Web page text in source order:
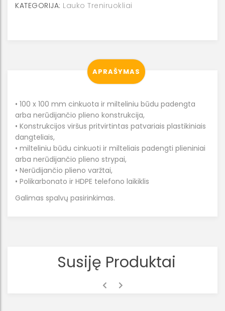
KATEGORIJA: Lauko Treniruokliai
APRAŠYMAS
• 100 x 100 mm cinkuota ir milteliniu būdu padengta
arba nerūdijančio plieno konstrukcija,
• Konstrukcijos viršus pritvirtintas patvariais plastikiniais
dangteliais,
• milteliniu būdu cinkuoti ir milteliais padengti plieniniai
arba nerūdijančio plieno strypai,
• Nerūdijančio plieno varžtai,
• Polikarbonato ir HDPE telefono laikiklis
Galimas spalvų pasirinkimas.
Susiję Produktai